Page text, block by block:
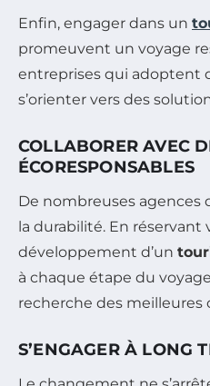
Enfin, engager dans un
promeuvent un voyage
entreprises qui adoptent
s’orienter vers des
COLLABORER AVEC
ÉCORESPONSABLES
De nombreuses agences
la durabilité. En réservant
développement d’un
à chaque étape du
recherche des meilleures
S’ENGAGER À LONG